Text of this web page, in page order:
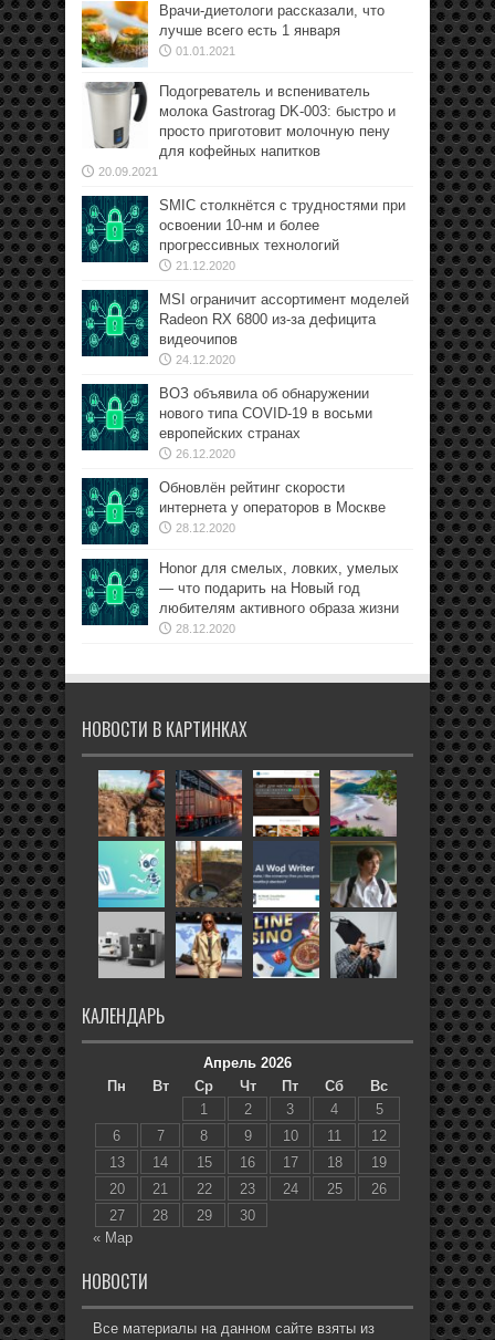
Врачи-диетологи рассказали, что
лучше всего есть 1 января
01.01.2021
Подогреватель и вспениватель
молока Gastrorag DK-003: быстро и
просто приготовит молочную пену
для кофейных напитков
20.09.2021
SMIC столкнётся с трудностями при
освоении 10-нм и более
прогрессивных технологий
21.12.2020
MSI ограничит ассортимент моделей
Radeon RX 6800 из-за дефицита
видеочипов
24.12.2020
ВОЗ объявила об обнаружении
нового типа COVID-19 в восьми
европейских странах
26.12.2020
Обновлён рейтинг скорости
интернета у операторов в Москве
28.12.2020
Honor для смелых, ловких, умелых
— что подарить на Новый год
любителям активного образа жизни
28.12.2020
НОВОСТИ В КАРТИНКАХ
КАЛЕНДАРЬ
Апрель 2026
Пн
Вт Ср Чт Пт Сб
Вс
1
2 3 4
5
6
7 8 9 10 11
12
13
14 15 16 17 18
19
20
21 22 23 24 25
26
27
28 29
30
« Мар
НОВОСТИ
Все материалы на данном сайте взяты из